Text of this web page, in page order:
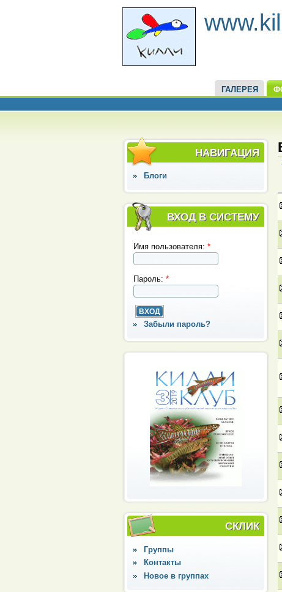
ГАЛЕРЕЯ
НАВИГАЦИЯ
Блоги
ВХОД В СИСТЕМУ
Имя пользователя: *
Пароль: *
Забыли пароль?
СКЛИК
Группы
Контакты
Новое в группах